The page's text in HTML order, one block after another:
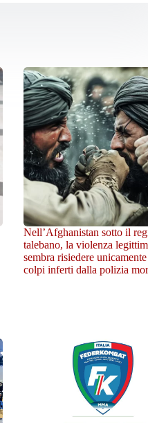
Nell’Afghanistan sotto il
talebano, la violenza
sembra risiedere
colpi inferti dalla polizia